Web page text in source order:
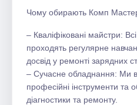
Чому обирають Комп
– Кваліфіковані майстри:
проходять регулярне
досвід у ремонті зарядних
– Сучасне обладнання: Ми
професійні інструменти та
діагностики та ремонту.